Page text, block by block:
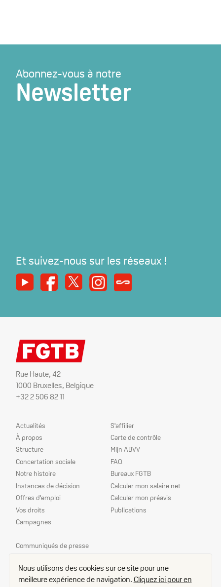
Abonnez-vous à notre
Newsletter
Et suivez-nous sur les réseaux !
Youtube Facebook
X InstagramSyndicats Magazine
Rue Haute, 42
1000 Bruxelles, Belgique
+32 2 506 82 11
Plan
du
site
Actualités
À propos
Structure
Concertation sociale
Notre histoire
Instances de décision
Offres d'emploi
Vos droits
Campagnes
Nos
services
S'affilier
Carte de contrôle
Mijn ABVV
FAQ
Bureaux FGTB
Calculer mon salaire net
Calculer mon préavis
Publications
Nos
Communiqués de presse
Délégué(e)s
Contact
Nous utilisons des cookies sur ce site pour une
meilleure expérience de navigation. Cliquez ici pour en